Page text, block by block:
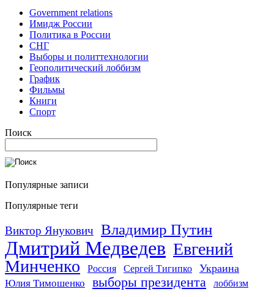
Government relations
Имидж России
Политика в России
СНГ
Выборы и политтехнологии
Геополитический лоббизм
График
Фильмы
Книги
Спорт
Поиск
Популярные записи
Популярные теги
Виктор Янукович Владимир Путин
Дмитрий Медведев Евгений
Минченко
Россия Сергей Тигипко Украина
Юлия Тимошенко выборы президента лоббизм